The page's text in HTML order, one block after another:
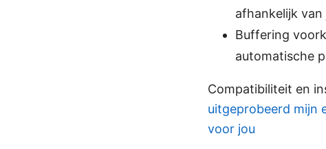
afhankelijk
Buffering
automatische
Compatibiliteit en
uitgeprobeerd mijn
voor jou